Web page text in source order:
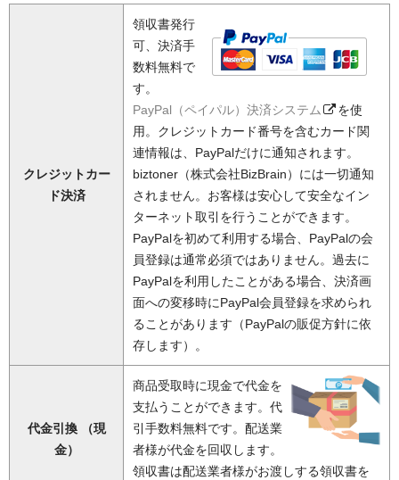
クレジットカー
ド決済
領収書発行
可、決済手
数料無料で
す。
PayPal（ペイパル）決済システム
を使
用。クレジットカード番号を含むカード関
連情報は、PayPalだけに通知されます。
biztoner（株式会社BizBrain）には一切通知
されません。お客様は安心して安全なイン
ターネット取引を行うことができます。
PayPalを初めて利用する場合、PayPalの会
員登録は通常必須ではありません。過去に
PayPalを利用したことがある場合、決済画
面への変移時にPayPal会員登録を求められ
ることがあります（PayPalの販促方針に依
存します）。
代金引換 （現
金）
商品受取時に現金で代金を
支払うことができます。代
引手数料無料です。配送業
者様が代金を回収します。
領収書は配送業者様がお渡しする領収書を